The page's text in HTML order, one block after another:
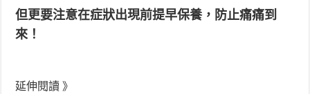
但更要注意在症狀出現前提早保養，防止痛痛到
來！
延伸閱讀 》